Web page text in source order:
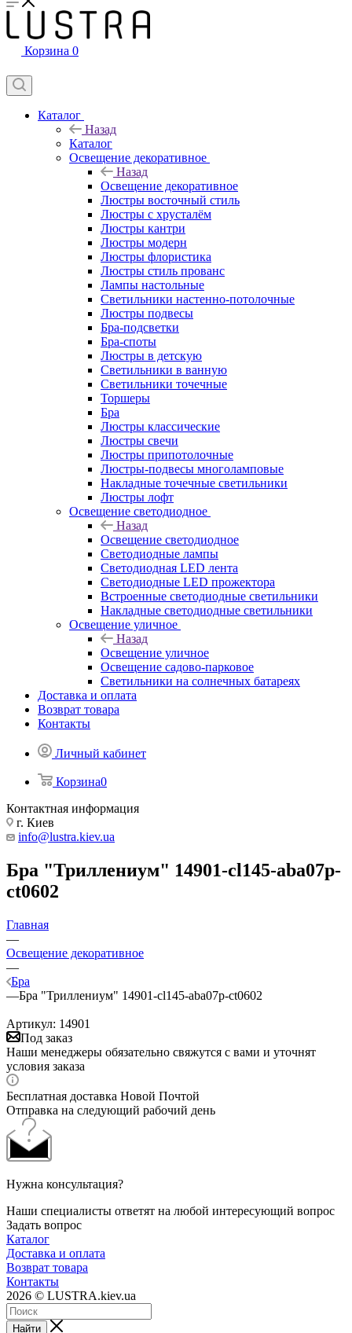
Корзина 0
Каталог
Назад
Каталог
Освещение декоративное
Назад
Освещение декоративное
Люстры восточный стиль
Люстры с хрусталём
Люстры кантри
Люстры модерн
Люстры флористика
Люстры стиль прованс
Лампы настольные
Светильники настенно-потолочные
Люстры подвесы
Бра-подсветки
Бра-споты
Люстры в детскую
Светильники в ванную
Светильники точечные
Торшеры
Бра
Люстры классические
Люстры свечи
Люстры припотолочные
Люстры-подвесы многоламповые
Накладные точечные светильники
Люстры лофт
Освещение светодиодное
Назад
Освещение светодиодное
Светодиодные лампы
Светодиодная LED лента
Светодиодные LED прожектора
Встроенные светодиодные светильники
Накладные светодиодные светильники
Освещение уличное
Назад
Освещение уличное
Освещение садово-парковое
Светильники на солнечных батареях
Доставка и оплата
Возврат товара
Контакты
Личный кабинет
Корзина0
Контактная информация
г. Киев
info@lustra.kiev.ua
Бра "Триллениум" 14901-cl145-aba07p-
ct0602
Главная
—
Освещение декоративное
—
Бра
—Бра "Триллениум" 14901-cl145-aba07p-ct0602
Артикул: 14901
Под заказ
Наши менеджеры обязательно свяжутся с вами и уточнят
условия заказа
Бесплатная доставка Новой Почтой
Отправка на следующий рабочий день
Нужна консультация?
Наши специалисты ответят на любой интересующий вопрос
Задать вопрос
Каталог
Доставка и оплата
Возврат товара
Контакты
2026 © LUSTRA.kiev.ua
Найти